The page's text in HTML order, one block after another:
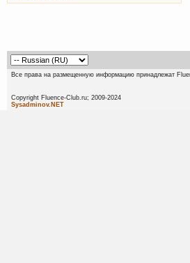
Все права на размещенную информацию принадлежат
Copyright
Sysadminov.NET